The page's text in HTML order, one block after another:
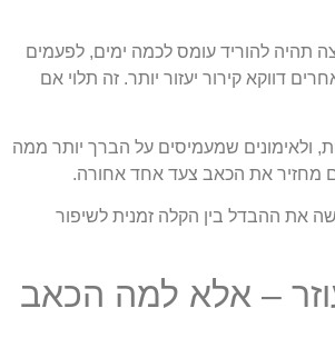
תהיה להוריד עומס לכמה ימים, לפעמים
דווקא קירור יעזור יותר. זה תלוי אם
ולאימונים שמעמיסים על הברך יותר ממה
מחזיר את הכאב צעד אחד אחורה.
את ההבדל בין הקלה זמנית לשיפור
– אלא למה הכאב